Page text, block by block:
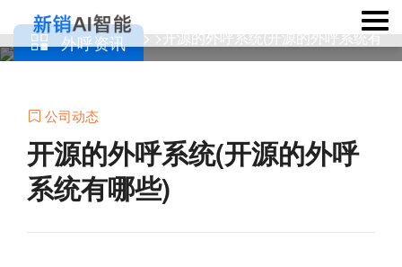
 外呼资讯
当前位置：外呼机器人
> >开源的外呼系统(开源的外呼系统有
哪些)
 公司动态
开源的外呼系统(开源的外呼
系统有哪些)